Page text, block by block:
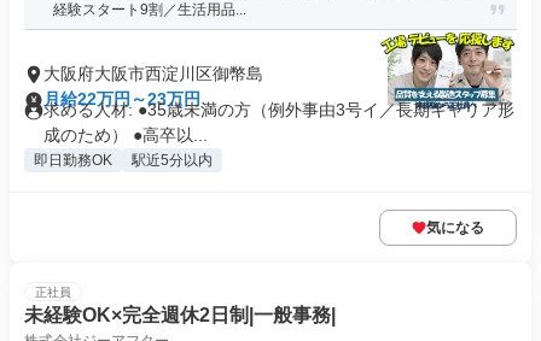
経験スタート9割／生活用品...
大阪府大阪市西淀川区御幣島
月給22万円～23万円
求める人材: ●35歳未満の方（例外事由3号イ／長期キャリア形
成のため） ●高卒以...
即日勤務OK 駅近5分以内
気になる
正社員
未経験OK×完全週休2日制|一般事務|